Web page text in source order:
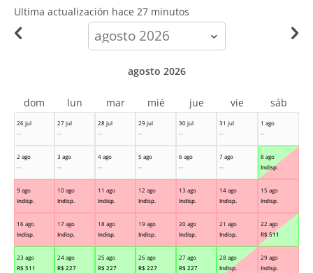
Ultima actualización hace 27 minutos
calendar-
month
26 jul
--
27 jul
--
28 jul
--
29 jul
--
30 jul
--
31 jul
--
1 ago
--
2 ago
--
3 ago
--
4 ago
--
5 ago
--
6 ago
--
7 ago
--
8 ago
Indisp.
9 ago
Indisp.
10 ago
Indisp.
11 ago
Indisp.
12 ago
Indisp.
13 ago
Indisp.
14 ago
Indisp.
15 ago
Indisp.
16 ago
Indisp.
17 ago
Indisp.
18 ago
Indisp.
19 ago
Indisp.
20 ago
Indisp.
21 ago
Indisp.
22 ago
R$ 511
23 ago
R$ 511
24 ago
R$ 227
25 ago
R$ 227
26 ago
R$ 227
27 ago
R$ 227
28 ago
Indisp.
29 ago
Indisp.
agosto 2026
dom lun mar mié jue vie sáb